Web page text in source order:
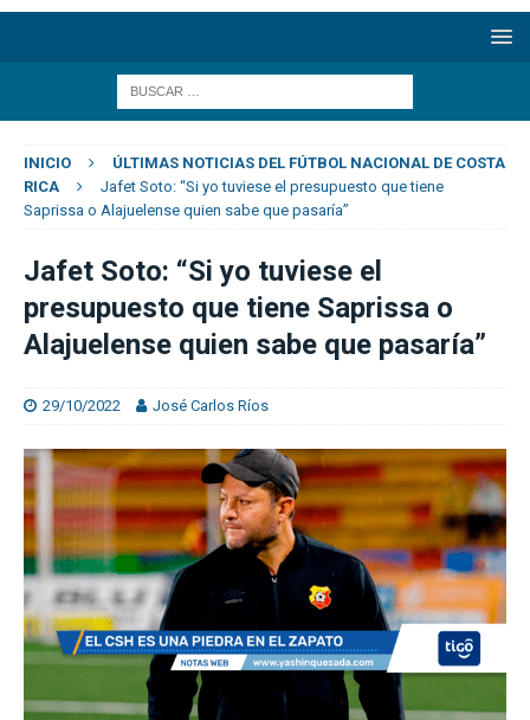
INICIO
ÚLTIMAS NOTICIAS DEL FÚTBOL NACIONAL DE COSTA
RICA
Jafet Soto: “Si yo tuviese el presupuesto que tiene
Saprissa o Alajuelense quien sabe que pasaría”
Jafet Soto: “Si yo tuviese el
presupuesto que tiene Saprissa o
Alajuelense quien sabe que pasaría”
29/10/2022 José Carlos Ríos